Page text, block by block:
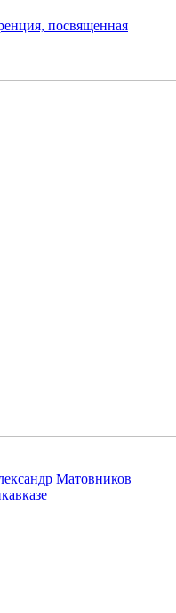
посвященная
Матовников